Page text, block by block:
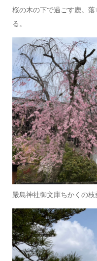
桜の木の下で過ごす鹿。
る。
嚴島神社御文庫ちかくの枝